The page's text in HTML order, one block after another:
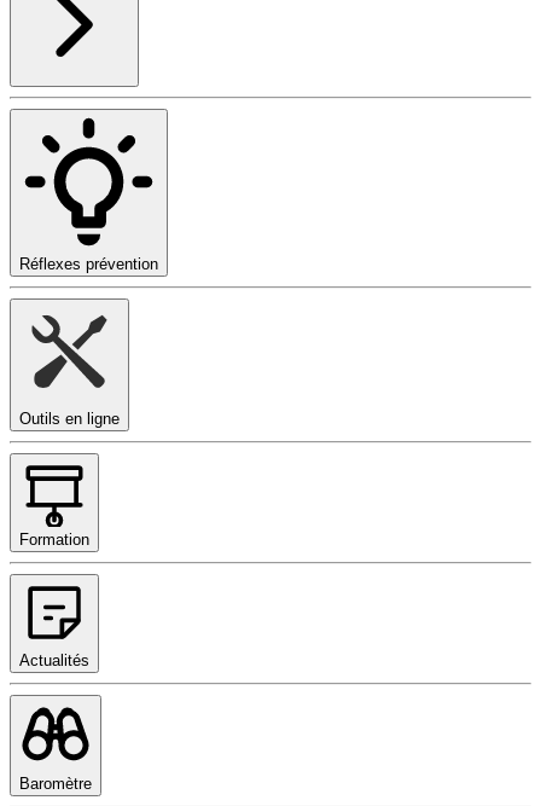
Réflexes prévention
Outils en ligne
Formation
Actualités
Baromètre